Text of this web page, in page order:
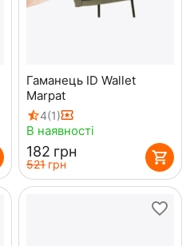
Гаманець ID Wallet
Marpat
4(1)
В наявності
‍182‍ грн
‍521‍ грн